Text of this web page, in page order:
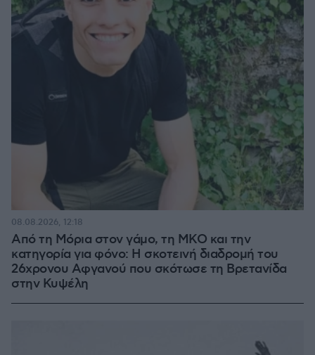
Από τη Μόρια στον γάμο, τη ΜΚΟ και την
κατηγορία για φόνο: Η σκοτεινή διαδρομή του
26χρονου Αφγανού που σκότωσε τη Βρετανίδα
στην Κυψέλη
08.08.2026, 12:18